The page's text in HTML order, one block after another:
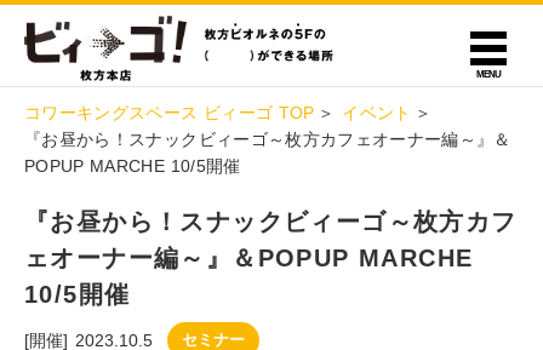
コワーキングスペース ビィーゴ TOP
イベント
『お昼から！スナックビィーゴ～枚方カフェオーナー編～』＆
POPUP MARCHE 10/5開催
『お昼から！スナックビィーゴ～枚方カフ
ェオーナー編～』＆POPUP MARCHE
10/5開催
[開催] 2023.10.5 セミナー